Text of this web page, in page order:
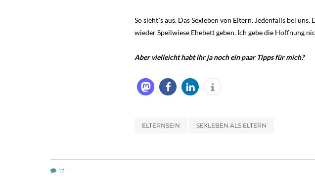
So sieht´s aus. Das Sexleben von Eltern. Jedenfalls bei
wieder Speilwiese Ehebett geben. Ich gebe die Hoffnung
Aber vielleicht habt ihr ja noch ein paar Tipps für mich?
ELTERNSEIN SEXLEBEN ALS ELTERN
17